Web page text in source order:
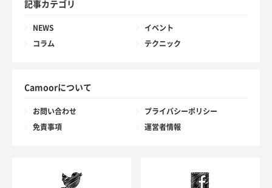
記事カテゴリ
NEWS イベント
コラム テクニック
Camoorについて
お問い合わせ プライバシーポリシー
免責事項 運営者情報